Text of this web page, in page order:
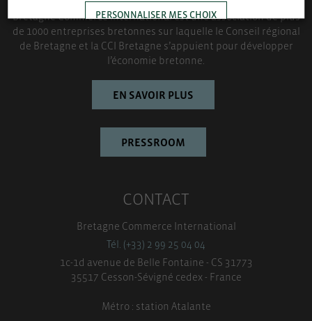
Bretagne Commerce International est une association de plus
de 1000 entreprises bretonnes sur laquelle le Conseil régional
de Bretagne et la CCI Bretagne s’appuient pour développer
l’économie bretonne.
EN SAVOIR PLUS
PRESSROOM
CONTACT
Bretagne Commerce International
Tél. (+33) 2 99 25 04 04
1c-1d avenue de Belle Fontaine - CS 31773
35517 Cesson-Sévigné cedex - France
Métro : station Atalante
PERSONNALISER MES CHOIX
TOUT ACCEPTER